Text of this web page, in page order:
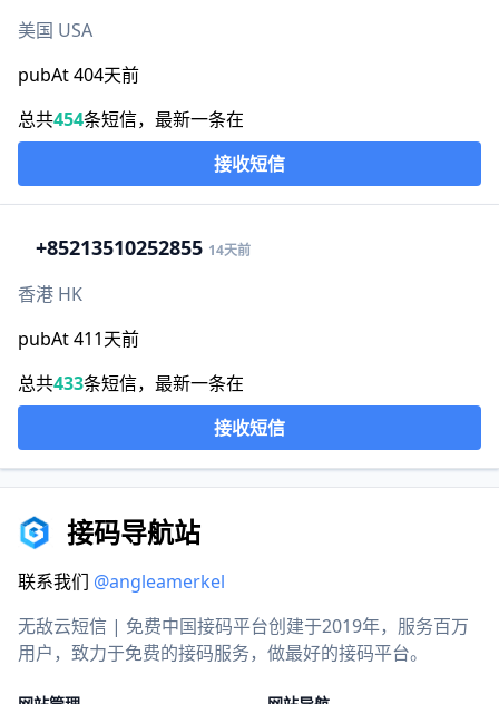
美国 USA
pubAt 404天前
总共454条短信，最新一条在
接收短信
+85213510252855 14天前
香港 HK
pubAt 411天前
总共433条短信，最新一条在
接收短信
接码导航站
联系我们 @angleamerkel
无敌云短信 | 免费中国接码平台创建于2019年，服务百万
用户，致力于免费的接码服务，做最好的接码平台。